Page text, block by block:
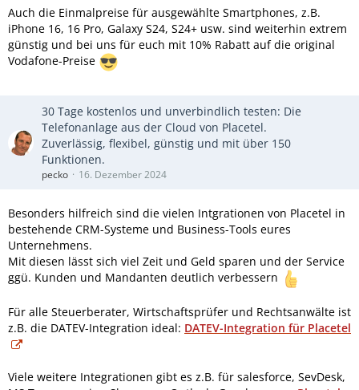
Auch die Einmalpreise für ausgewählte Smartphones, z.B.
iPhone 16, 16 Pro, Galaxy S24, S24+ usw. sind weiterhin extrem
günstig und bei uns für euch mit 10% Rabatt auf die original
Vodafone-Preise
30 Tage kostenlos und unverbindlich testen: Die
Telefonanlage aus der Cloud von Placetel.
Zuverlässig, flexibel, günstig und mit über 150
Funktionen.
pecko 16. Dezember 2024
Besonders hilfreich sind die vielen Intgrationen von Placetel in
bestehende CRM-Systeme und Business-Tools eures
Unternehmens.
Mit diesen lässt sich viel Zeit und Geld sparen und der Service
ggü. Kunden und Mandanten deutlich verbessern
Für alle Steuerberater, Wirtschaftsprüfer und Rechtsanwälte ist
z.B. die DATEV-Integration ideal: DATEV-Integration für Placetel
Viele weitere Integrationen gibt es z.B. für salesforce, SevDesk,